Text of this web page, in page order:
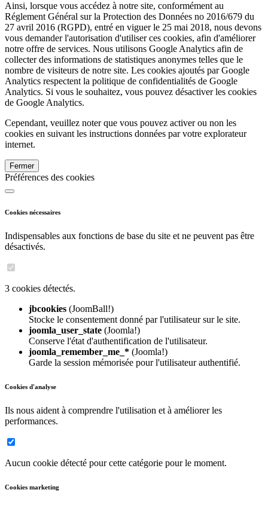
Ainsi, lorsque vous accédez à notre site, conformément au
Réglement Général sur la Protection des Données no 2016/679 du
27 avril 2016 (RGPD), entré en viguer le 25 mai 2018, nous devons
vous demander l'autorisation d'utiliser ces cookies, afin d'améliorer
notre offre de services. Nous utilisons Google Analytics afin de
collecter des informations de statistiques anonymes telles que le
nombre de visiteurs de notre site. Les cookies ajoutés par Google
Analytics respectent la politique de confidentialités de Google
Analytics. Si vous le souhaitez, vous pouvez désactiver les cookies
de Google Analytics.
Cependant, veuillez noter que vous pouvez activer ou non les
cookies en suivant les instructions données par votre explorateur
internet.
Fermer
Préférences des cookies
Cookies nécessaires
Indispensables aux fonctions de base du site et ne peuvent pas être
désactivés.
3 cookies détectés.
jbcookies (JoomBall!)
Stocke le consentement donné par l'utilisateur sur le site.
joomla_user_state (Joomla!)
Conserve l'état d'authentification de l'utilisateur.
joomla_remember_me_* (Joomla!)
Garde la session mémorisée pour l'utilisateur authentifié.
Cookies d'analyse
Ils nous aident à comprendre l'utilisation et à améliorer les
performances.
Aucun cookie détecté pour cette catégorie pour le moment.
Cookies marketing